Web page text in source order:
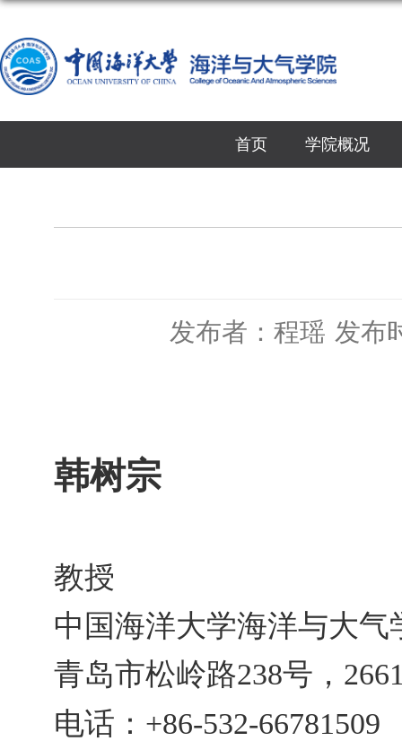
首页 学院概况
发布者：程瑶 发布
韩树宗
教授
中国海洋大学海洋与大气
青岛市松岭路238号，
电话： +86-532-66781509